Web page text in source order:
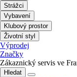
Strážci
Vybavení
Klubový prostor
Životní styl
Výprodej
Značky
Zákaznický servis ve
Hledat